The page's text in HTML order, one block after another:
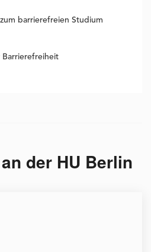
barrierefreien Studium
Barrierefreiheit
der HU Berlin